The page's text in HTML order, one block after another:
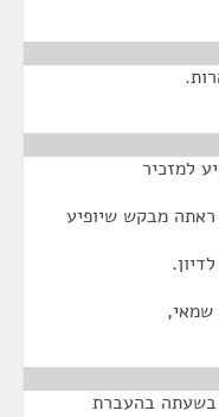
למזכיר
מבקש שיופיע
שמאי,
בשעתה בהעברת